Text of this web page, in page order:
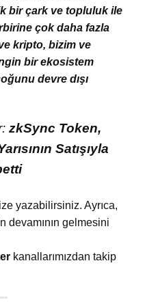
bir çark ve topluluk ile
çok daha fazla
kripto, bizim ve
bir ekosistem
devre dışı
zkSync Token,
Satışıyla
yazabilirsiniz. Ayrıca,
devamının gelmesini
kanallarımızdan takip